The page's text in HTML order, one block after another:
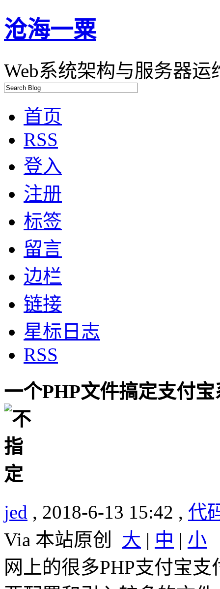
沧海一粟
Web系统架构与服务器运
首页
RSS
登入
注册
标签
留言
边栏
链接
星标日志
RSS
一个PHP文件搞定支付
jed , 2018-6-13 15:42 , 代
Via 本站原创
大 | 中 | 小
网上的很多PHP支付宝